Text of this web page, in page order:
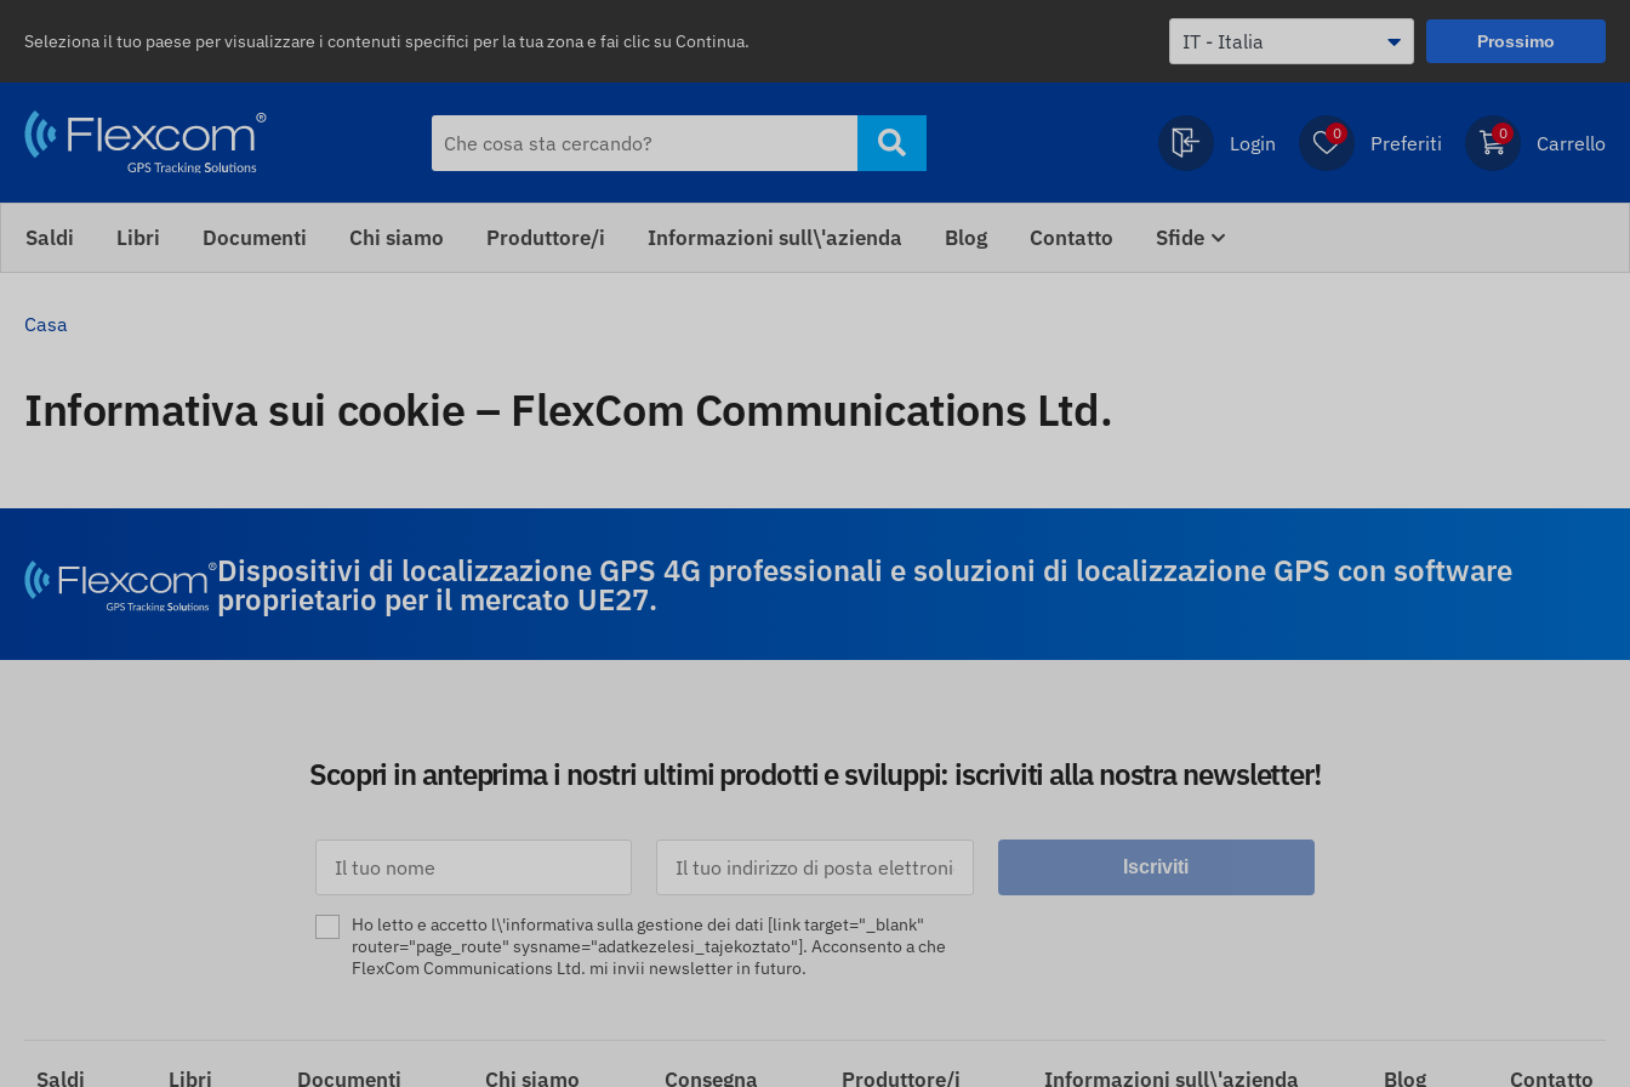
Seleziona il tuo paese per visualizzare i contenuti specifici per la tua zona e fai clic su Continua. Prossimo
Login 0 Preferiti 0 Carrello
Saldi Libri Documenti Chi siamo Produttore/i Informazioni sull\'azienda Blog Contatto Sfide
Casa
Informativa sui cookie – FlexCom Communications Ltd.
Dispositivi di localizzazione GPS 4G professionali e soluzioni di localizzazione GPS con software
proprietario per il mercato UE27.
Scopri in anteprima i nostri ultimi prodotti e sviluppi: iscriviti alla nostra newsletter!
Iscriviti
Ho letto e accetto l\'informativa sulla gestione dei dati [link target="_blank"
router="page_route" sysname="adatkezelesi_tajekoztato"]. Acconsento a che
FlexCom Communications Ltd. mi invii newsletter in futuro.
Saldi Libri Documenti Chi siamo Consegna Produttore/i Informazioni sull\'azienda Blog Contatto